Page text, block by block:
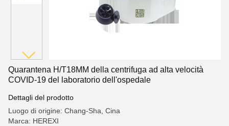
Quarantena H/T18MM della centrifuga ad alta velocità
COVID-19 del laboratorio dell'ospedale
Dettagli del prodotto
Luogo di origine: Chang-Sha, Cina
Marca: HEREXI